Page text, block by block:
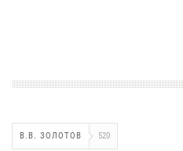
В.В. ЗОЛОТОВ 520